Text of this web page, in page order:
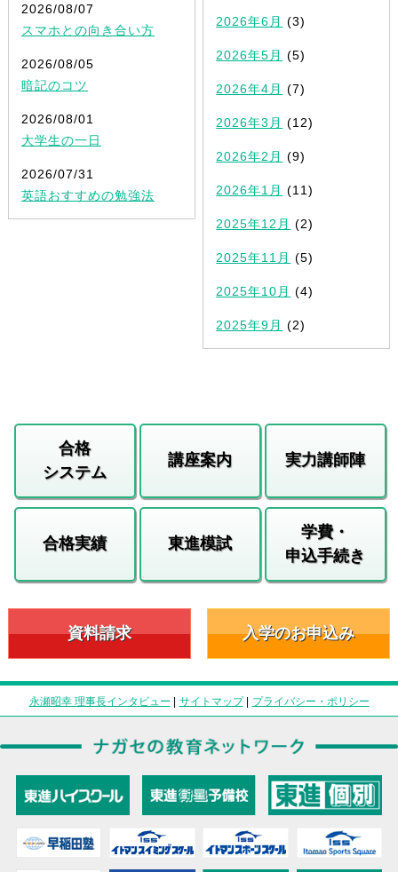
2026/08/07
スマホとの向き合い方
2026/08/05
暗記のコツ
2026/08/01
大学生の一日
2026/07/31
英語おすすめの勉強法
2026年6月 (3)
2026年5月 (5)
2026年4月 (7)
2026年3月 (12)
2026年2月 (9)
2026年1月 (11)
2025年12月 (2)
2025年11月 (5)
2025年10月 (4)
2025年9月 (2)
合格
システム
講座案内 実力講師陣
合格実績 東進模試
学費・
申込手続き
資料請求 入学のお申込み
永瀬昭幸 理事長インタビュー | サイトマップ| プライバシー・ポリシー